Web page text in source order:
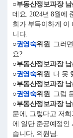
○부동산정보과장 남
데요. 2024년 8월에
희가 부득이하게 이
니다.
○권영숙위원 그러
요?
○부동산정보과장 남
○권영숙위원 다 못
○부동산정보과장 남
○권영숙위원 그럼
○부동산정보과장 남
문에, 그렇다고 저
에 일단 준공예정인
습니다, 위원님.